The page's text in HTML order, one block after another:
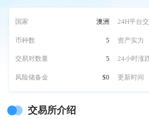
国家 澳洲 24H平台
币种数 5 资产实力
交易对数量 5 24小时涨
风险储备金 $0 更新时间
交易所介绍